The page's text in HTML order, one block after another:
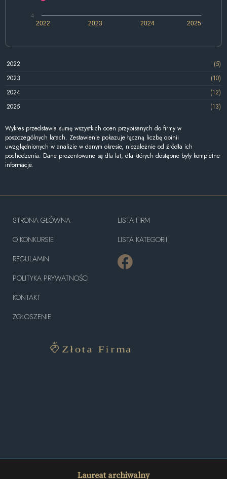
2022 2024
2023 2025
4
2022
(5)
2023
(10)
2024
(12)
2025
(13)
Wykres przedstawia sumę wszystkich ocen przypisanych do firmy w
poszczególnych latach. Zestawienie pokazuje łączną liczbę opinii
uwzględnionych w analizie w danym okresie, niezależnie od źródła ich
pochodzenia. Dane prezentowane są dla lat, dla których dostępne były kompletne
informacje.
Laureat archiwalny
STRONA GŁÓWNA
O KONKURSIE
REGULAMIN
POLITYKA PRYWATNOŚCI
KONTAKT
ZGŁOSZENIE
LISTA FIRM
LISTA KATEGORII